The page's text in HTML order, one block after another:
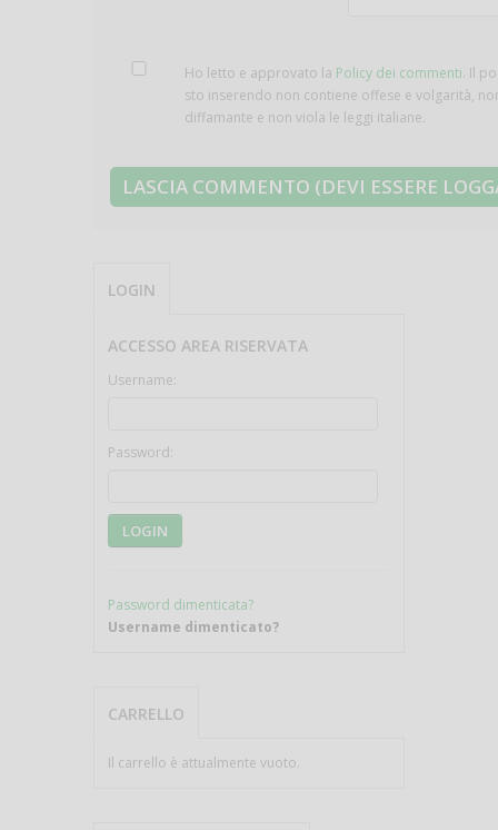
Ho letto e approvato la Policy dei commenti. Il
sto inserendo non contiene offese e volgarità,
diffamante e non viola le leggi italiane.
LOGIN
ACCESSO AREA RISERVATA
Username:
Password:
LOGIN
Password dimenticata?
Username dimenticato?
CARRELLO
Il carrello è attualmente vuoto.